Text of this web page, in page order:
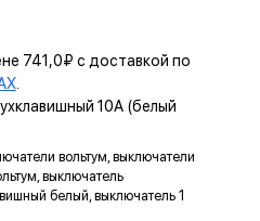
741,0₽ с доставкой по
.
10А (белый
вольтум, выключатели
выключатель
белый, выключатель 1